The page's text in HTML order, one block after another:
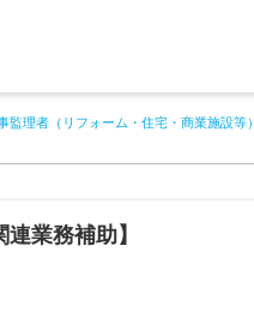
監理者（リフォーム・住宅・商業施設等）
業務補助】